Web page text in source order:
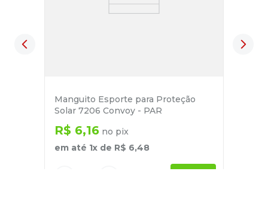
Manguito Esporte para Proteção
Solar 7206 Convoy - PAR
R$ 6,16 no pix
em até 1x de R$ 6,48